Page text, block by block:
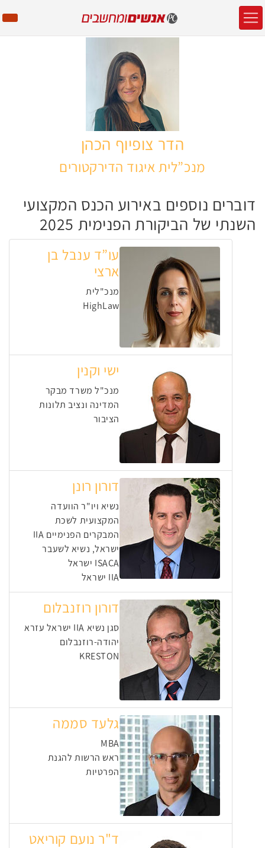
הדר צופיוף הכהן
מנכ”לית איגוד הדירקטורים
דוברים נוספים באירוע הכנס המקצועי
השנתי של הביקורת הפנימית 2025
עו”ד ענבל בן
ארצי
מנכ"לית
HighLaw
ישי וקנין
מנכ"ל משרד מבקר
המדינה ונציב תלונות
הציבור
דורון רונן
נשיא ויו"ר הוועדה
המקצועית לשכת
המבקרים הפנימיים IIA
ישראל, נשיא לשעבר
ISACA ישראל
IIA ישראל
דורון רוזנבלום
סגן נשיא IIA ישראל עזרא
יהודה-רוזנבלום
KRESTON
גלעד סממה
MBA
ראש הרשות להגנת
הפרטיות
ד"ר נועם קוריאט